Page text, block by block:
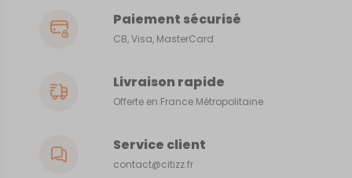
Paiement sécurisé
CB, Visa, MasterCard
Livraison rapide
Offerte en France Métropolitaine
Service client
contact@citizz.fr